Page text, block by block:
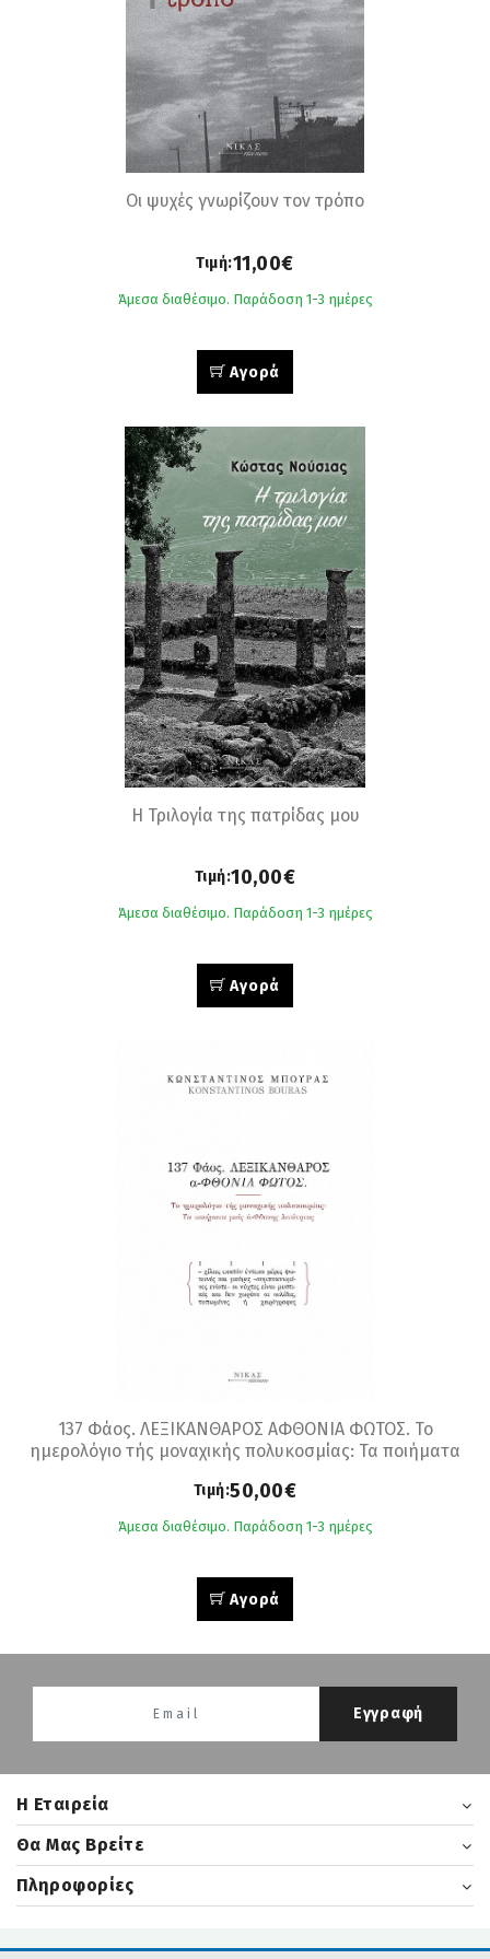
Οι ψυχές γνωρίζουν τον τρόπο
Τιμή:11,00€
Άμεσα διαθέσιμο. Παράδοση 1-3 ημέρες
Αγορά
Η Τριλογία της πατρίδας µου
Τιμή:10,00€
Άμεσα διαθέσιμο. Παράδοση 1-3 ημέρες
Αγορά
137 Φάος. ΛΕΞΙΚΑΝΘΑΡΟΣ ΑΦΘΟΝΙΑ ΦΩΤΟΣ. Το
ημερολόγιο τής μοναχικής πολυκοσμίας: Τα ποιήματα
Τιμή:50,00€
Άμεσα διαθέσιμο. Παράδοση 1-3 ημέρες
Αγορά
H Εταιρεία
Εγγραφή
Θα Μας Βρείτε
Πληροφορίες